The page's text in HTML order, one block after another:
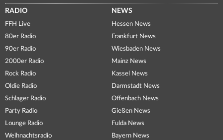
RADIO
FFH Live
80er Radio
90er Radio
2000er Radio
Rock Radio
Oldie Radio
Schlager Radio
Party Radio
Lounge Radio
Weihnachtsradio
NEWS
Hessen News
Frankfurt News
Wiesbaden News
Mainz News
Kassel News
Darmstadt News
Offenbach News
Gießen News
Fulda News
Bayern News